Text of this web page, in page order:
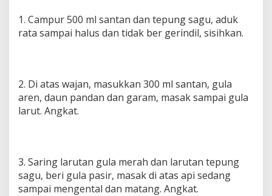
1. Campur 500 ml santan dan tepung sagu, aduk
rata sampai halus dan tidak ber gerindil, sisihkan.
2. Di atas wajan, masukkan 300 ml santan, gula
aren, daun pandan dan garam, masak sampai gula
larut. Angkat.
3. Saring larutan gula merah dan larutan tepung
sagu, beri gula pasir, masak di atas api sedang
sampai mengental dan matang. Angkat.